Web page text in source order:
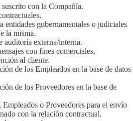
con la Compañía.
entidades gubernamentales o judiciales
la misma.
auditoría externa/interna.
con fines comerciales,
al cliente.
de los Empleados en la base de datos
de los Proveedores en la base de
o Proveedores para el envío
con la relación contractual,